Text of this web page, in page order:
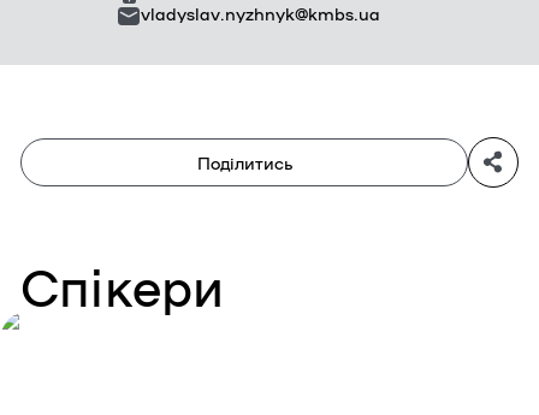
vladyslav.nyzhnyk@kmbs.ua
Поділитись
Спікери